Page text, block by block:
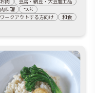
肉料理
つぶ
ワークアウトする方向け
和食